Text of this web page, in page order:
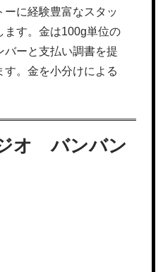
ーに経験豊富なスタッ
ます。金は100g単位の
バーと支払い調書を提
す。金を小分けによる
オ バンバン